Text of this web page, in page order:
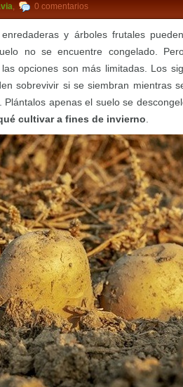
, 0 comentarios
y árboles frutales
no se encuentre congelado.
opciones son más limitadas. Los
sobrevivir si se siembran mientras
apenas el suelo se
cultivar a fines de invierno